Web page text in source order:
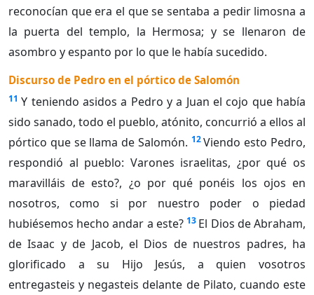
reconocían que era el que se sentaba a pedir limosna a
la puerta del templo, la Hermosa; y se llenaron de
asombro y espanto por lo que le había sucedido.
Discurso de Pedro en el pórtico de Salomón
11 Y teniendo asidos a Pedro y a Juan el cojo que había
sido sanado, todo el pueblo, atónito, concurrió a ellos al
pórtico que se llama de Salomón. 12 Viendo esto Pedro,
respondió al pueblo: Varones israelitas, ¿por qué os
maravilláis de esto?, ¿o por qué ponéis los ojos en
nosotros, como si por nuestro poder o piedad
hubiésemos hecho andar a este? 13 El Dios de Abraham,
de Isaac y de Jacob, el Dios de nuestros padres, ha
glorificado a su Hijo Jesús, a quien vosotros
entregasteis y negasteis delante de Pilato, cuando este